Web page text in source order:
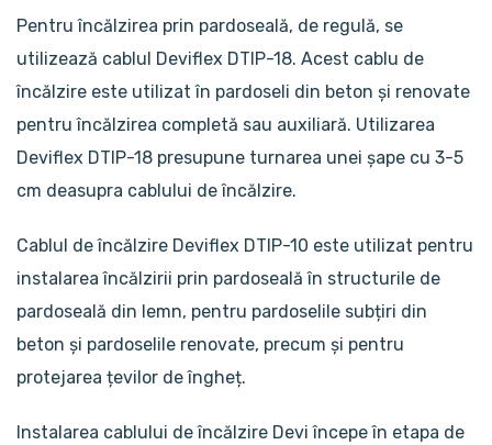
Pentru încălzirea prin pardoseală, de regulă, se
utilizează cablul Deviflex DTIP-18. Acest cablu de
încălzire este utilizat în pardoseli din beton și renovate
pentru încălzirea completă sau auxiliară. Utilizarea
Deviflex DTIP-18 presupune turnarea unei șape cu 3-5
cm deasupra cablului de încălzire.
Cablul de încălzire Deviflex DTIP-10 este utilizat pentru
instalarea încălzirii prin pardoseală în structurile de
pardoseală din lemn, pentru pardoselile subțiri din
beton și pardoselile renovate, precum și pentru
protejarea țevilor de îngheț.
Instalarea cablului de încălzire Devi începe în etapa de